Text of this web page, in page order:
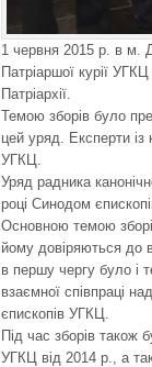
1 червня 2015 р. в м.
Патріаршої курії
Патріархії.
Темою зборів було
цей уряд. Експерти із
УГКЦ.
Уряд радника
році Синодом
Основною темою
йому довіряються до
в першу чергу було і
взаємної співпраці
єпископів УГКЦ.
Під час зборів також
УГКЦ від 2014 р., а